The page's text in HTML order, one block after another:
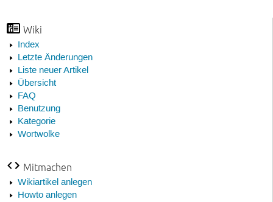
Wiki
Index
Letzte Änderungen
Liste neuer Artikel
Übersicht
FAQ
Benutzung
Kategorie
Wortwolke
Mitmachen
Wikiartikel anlegen
Howto anlegen